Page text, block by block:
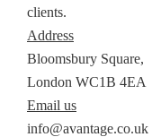
clients.
Address
Bloomsbury Square,
London WC1B 4EA
Email us
info@avantage.co.uk